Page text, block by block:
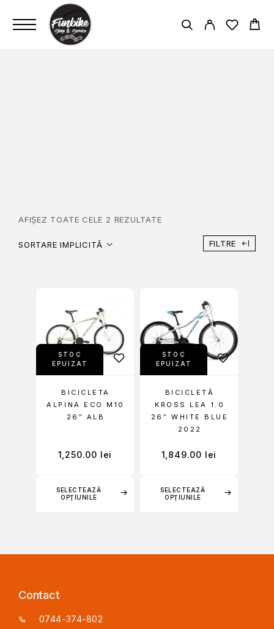
AFIȘEZ TOATE CELE 2 REZULTATE
SORTARE IMPLICITĂ FILTRE
STOC
EPUIZAT
SELECTEAZĂ
OPȚIUNILE
BICICLETA
ALPINA ECO M10
26″ ALB
1,250.00 lei
STOC
EPUIZAT
SELECTEAZĂ
OPȚIUNILE
BICICLETĂ
KROSS LEA 1.0
26″ WHITE BLUE
2022
1,849.00 lei
Contact
0744-374-802